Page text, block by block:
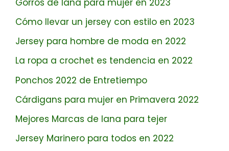
Cómo llevar un jersey con estilo en 2023
Jersey para hombre de moda en 2022
La ropa a crochet es tendencia en 2022
Ponchos 2022 de Entretiempo
Cárdigans para mujer en Primavera 2022
Mejores Marcas de lana para tejer
Jersey Marinero para todos en 2022